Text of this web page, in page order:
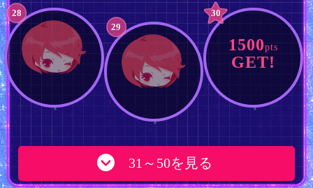
28
29
30
1500pts
GET!
31～50を見る